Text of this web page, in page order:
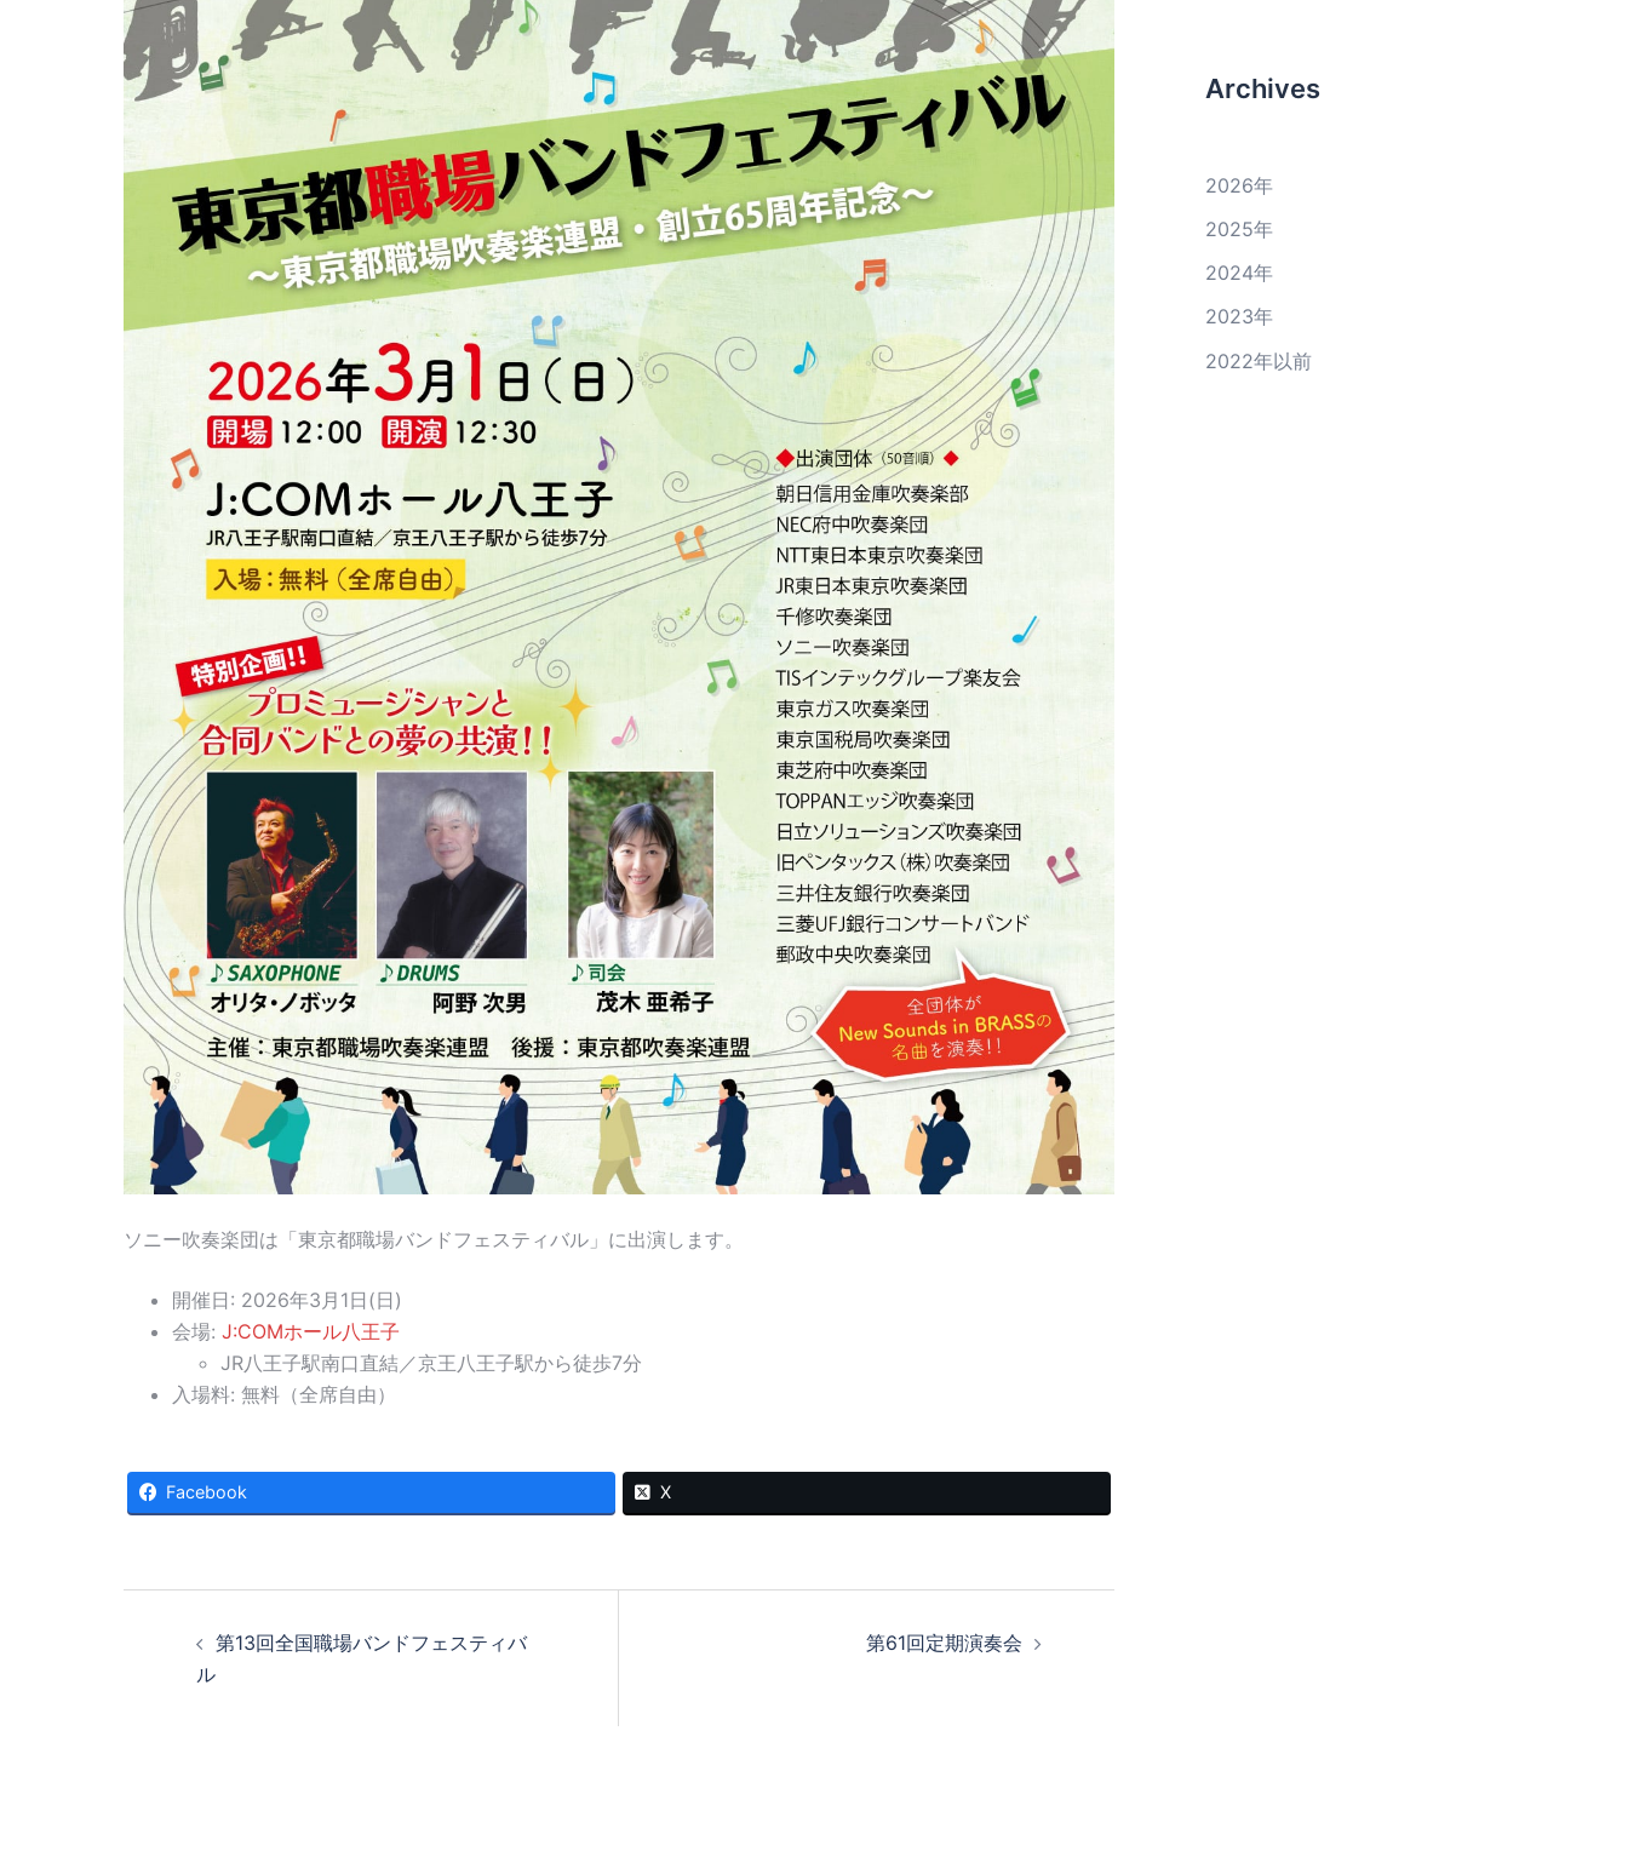
ソニー吹奏楽団は「東京都職場バンドフェスティバル」に出演します。
開催日: 2026年3月1日(日)
会場: J:COMホール八王子
JR八王子駅南口直結／京王八王子駅から徒歩7分
入場料: 無料（全席自由）
Facebook X
第13回全国職場バンドフェスティバ
ル
第61回定期演奏会
Archives
2026年
2025年
2024年
2023年
2022年以前